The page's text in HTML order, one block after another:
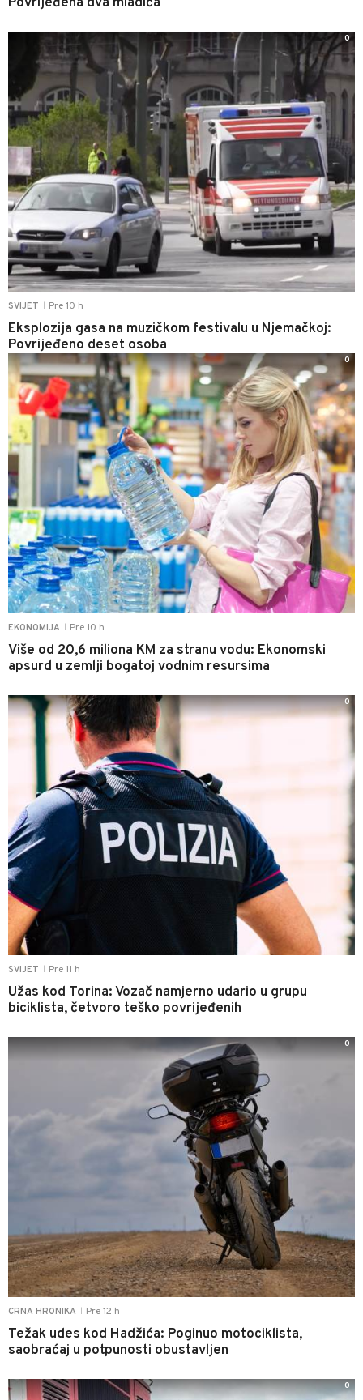
SVIJET Pre 10 h
Eksplozija gasa na muzičkom festivalu u Njemačkoj:
Povrijeđeno deset osoba
0
EKONOMIJA Pre 10 h
Više od 20,6 miliona KM za stranu vodu: Ekonomski
apsurd u zemlji bogatoj vodnim resursima
0
SVIJET Pre 11 h
Užas kod Torina: Vozač namjerno udario u grupu
biciklista, četvoro teško povrijeđenih
0
CRNA HRONIKA Pre 12 h
Težak udes kod Hadžića: Poginuo motociklista,
saobraćaj u potpunosti obustavljen
0
0